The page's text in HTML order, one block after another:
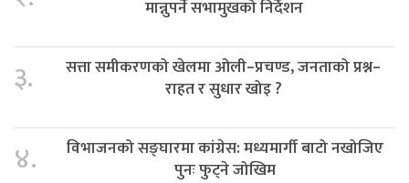
मान्नुपर्ने सभामुखको निर्देशन
३.
सत्ता समीकरणको खेलमा ओली–प्रचण्ड, जनताको प्रश्न–
राहत र सुधार खोइ ?
४.
विभाजनको सङ्घारमा कांग्रेस: मध्यमार्गी बाटो नखोजिए
पुनः फुट्ने जोखिम